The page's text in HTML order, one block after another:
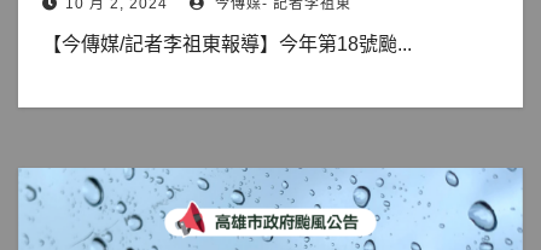
10 月 2, 2024 今傳媒- 記者李祖東
【今傳媒/記者李祖東報導】今年第18號颱...